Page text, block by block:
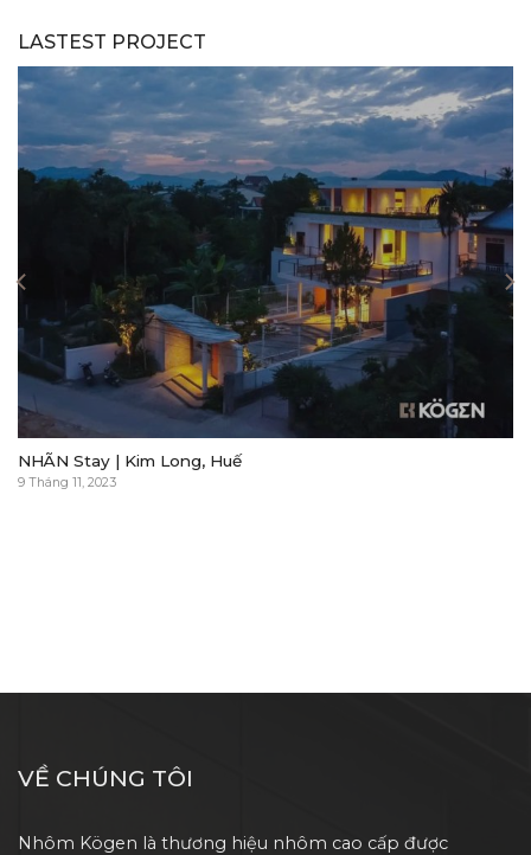
LASTEST PROJECT
NHÃN Stay | Kim Long, Huế
9 Tháng 11, 2023
VỀ CHÚNG TÔI
Nhôm Kögen là thương hiệu nhôm cao cấp được